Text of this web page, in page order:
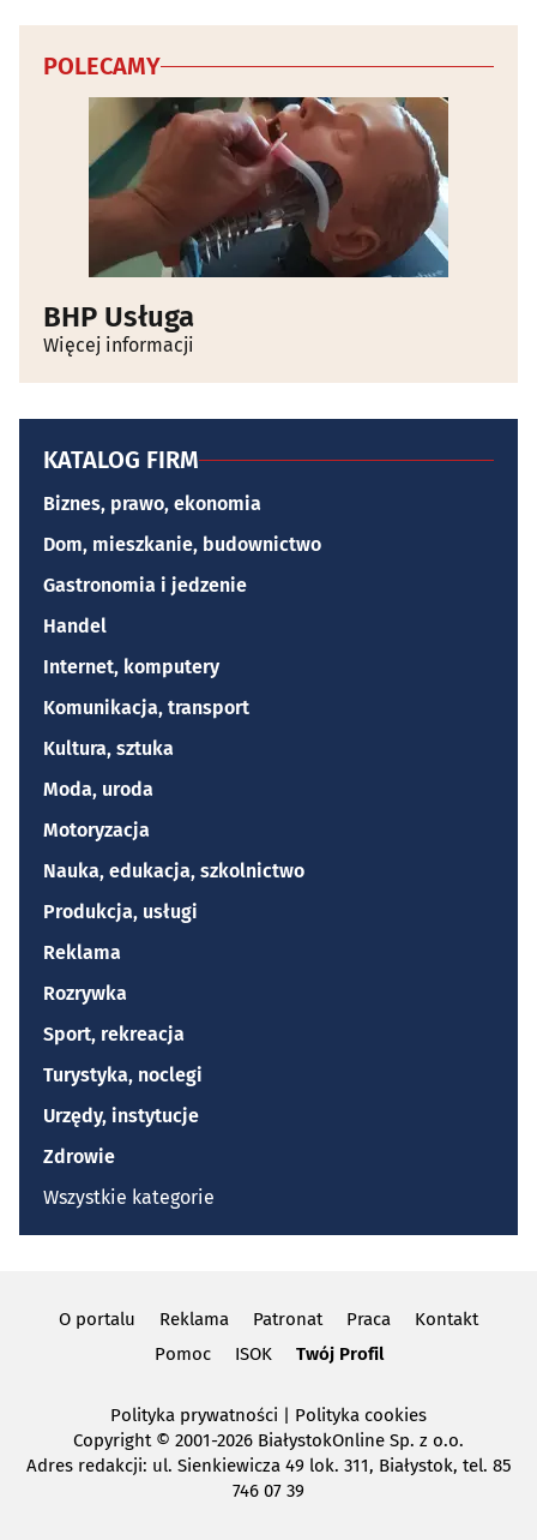
POLECAMY
BHP Usługa
Więcej informacji
KATALOG FIRM
Biznes, prawo, ekonomia
Dom, mieszkanie, budownictwo
Gastronomia i jedzenie
Handel
Internet, komputery
Komunikacja, transport
Kultura, sztuka
Moda, uroda
Motoryzacja
Nauka, edukacja, szkolnictwo
Produkcja, usługi
Reklama
Rozrywka
Sport, rekreacja
Turystyka, noclegi
Urzędy, instytucje
Zdrowie
Wszystkie kategorie
O portalu Reklama Patronat Praca
Kontakt
Pomoc
ISOK Twój Profil
Polityka prywatności
Polityka cookies
Copyright© 2001-2026 BiałystokOnline Sp. z o.o.
Adres redakcji: ul. Sienkiewicza 49 lok. 311, Białystok, tel. 85
746 07 39